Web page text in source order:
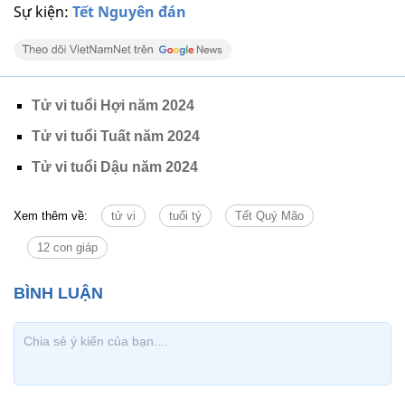
Sự kiện: Tết Nguyên đán
Tử vi tuổi Hợi năm 2024
Tử vi tuổi Tuất năm 2024
Tử vi tuổi Dậu năm 2024
Xem thêm về: tử vi tuổi tý Tết Quý Mão
12 con giáp